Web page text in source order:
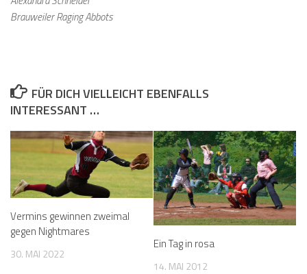
Brauweiler Raging Abbots
FÜR DICH VIELLEICHT EBENFALLS
INTERESSANT …
Vermins gewinnen zweimal
gegen Nightmares
30. MAI 2022
Ein Tag in rosa
14. MAI 2012